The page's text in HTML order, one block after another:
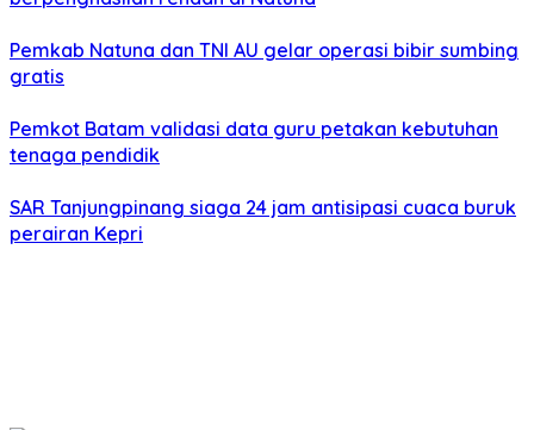
Pemkab Natuna dan TNI AU gelar operasi bibir sumbing
gratis
Pemkot Batam validasi data guru petakan kebutuhan
tenaga pendidik
SAR Tanjungpinang siaga 24 jam antisipasi cuaca buruk
perairan Kepri